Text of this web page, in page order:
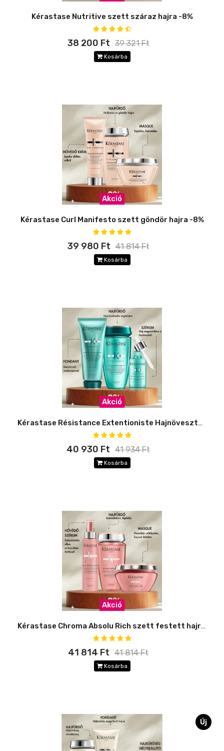
Kérastase Nutritive szett száraz hajra -8%
38 200 Ft 39 321 Ft
Kosárba
Akció
Kérastase Curl Manifesto szett göndör hajra -8%
39 980 Ft 41 814 Ft
Kosárba
Akció
Kérastase Résistance Extentioniste Hajnövesztő Szett -8%
40 930 Ft 41 934 Ft
Kosárba
Akció
Kérastase Chroma Absolu Rich szett festett hajra -8%
41 814 Ft 41 814 Ft
Kosárba
Új